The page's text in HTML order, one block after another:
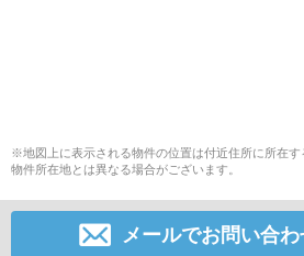
※地図上に表示される物件の位置は付近住所に所在
物件所在地とは異なる場合がございます。
メールでお問い合